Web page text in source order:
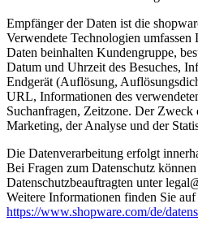
Empfänger der Daten ist die
Verwendete Technologien umfassen
Daten beinhalten Kundengruppe,
Datum und Uhrzeit des Besuches,
Endgerät (Auflösung,
URL, Informationen des
Suchanfragen, Zeitzone. Der Zweck
Marketing, der Analyse und der
Die Datenverarbeitung erfolgt
Bei Fragen zum Datenschutz können
Datenschutzbeauftragten unter
Weitere Informationen finden Sie auf
https://www.shopware.com/de/